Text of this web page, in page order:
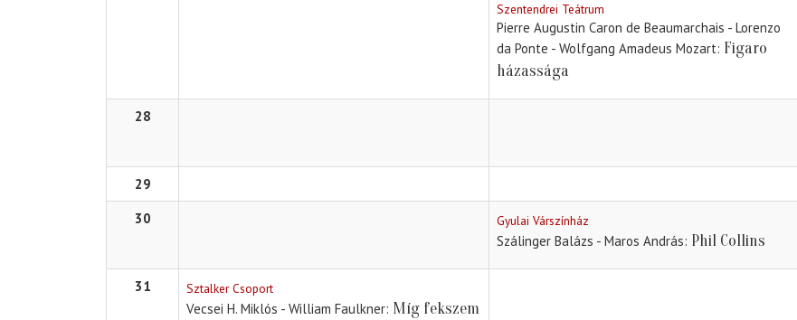
Szentendrei Teátrum
Pierre Augustin Caron de Beaumarchais - Lorenzo
da Ponte - Wolfgang Amadeus Mozart Figaro
házassága
28
29
30
Gyulai Várszínház
Szálinger Balázs - Maros András Phil Collins
31 Sztalker Csoport
Vecsei H. Miklós - William Faulkner Míg fekszem